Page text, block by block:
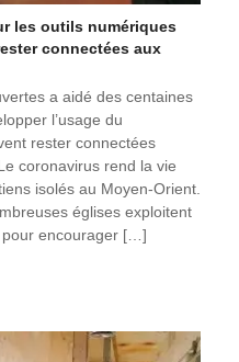
les outils numériques
connectées aux
a aidé des centaines
l’usage du
rester connectées
coronavirus rend la vie
isolés au Moyen-Orient.
églises exploitent
pour encourager […]